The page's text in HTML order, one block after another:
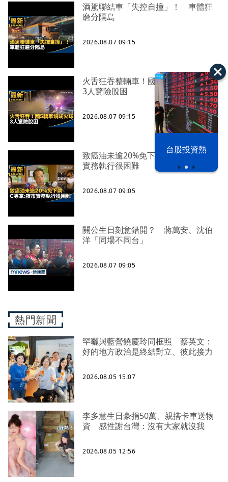
之下
台股投資熱
酒駕聯結車「失控自撞」！ 車體狂
磨分隔島
2026.08.07 09:15
火舌狂吞整輛車！國5轎車燒成火球
3人驚險脫困
2026.08.07 09:15
致癌油未逾20%免下架 C專家：夜市
實務執行很困難
2026.08.07 09:05
關公生日刻意錯開？ 蔣萬安、沈伯
洋「同場不同台」
2026.08.07 09:05
熱門新聞
罕曬與藍營饒慶玲同框照 蔡英文：
好的地方政治是終結對立、彼此接力
2026.08.05 15:07
李多慧生日豪捐50萬、親搭卡車送物
資 感性謝台灣：沒有大家就沒我
2026.08.05 12:56